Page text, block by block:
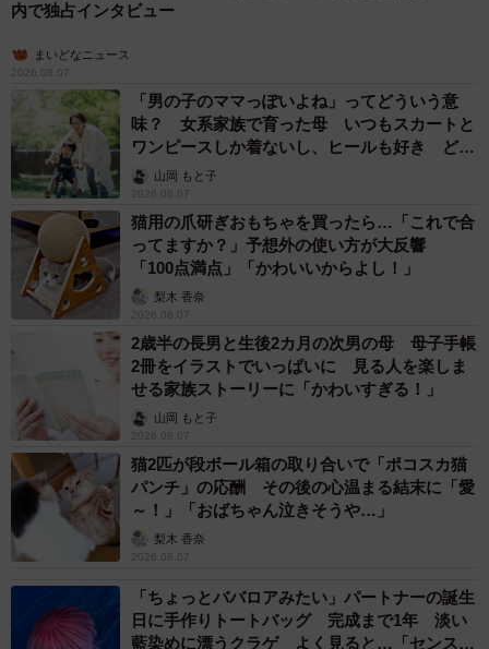
内で独占インタビュー
まいどなニュース
2026.08.07
「男の子のママっぽいよね」ってどういう意
味？ 女系家族で育った母 いつもスカートと
ワンピースしか着ないし、ヒールも好き どの
へんが…
山岡 もと子
2026.08.07
猫用の爪研ぎおもちゃを買ったら…「これで合
ってますか？」予想外の使い方が大反響
「100点満点」「かわいいからよし！」
梨木 香奈
2026.08.07
2歳半の長男と生後2カ月の次男の母 母子手帳
2冊をイラストでいっぱいに 見る人を楽しま
せる家族ストーリーに「かわいすぎる！」
山岡 もと子
2026.08.07
猫2匹が段ボール箱の取り合いで「ポコスカ猫
パンチ」の応酬 その後の心温まる結末に「愛
～！」「おばちゃん泣きそうや…」
梨木 香奈
2026.08.07
「ちょっとババロアみたい」パートナーの誕生
日に手作りトートバッグ 完成まで1年 淡い
藍染めに漂うクラゲ よく見ると…「センスす